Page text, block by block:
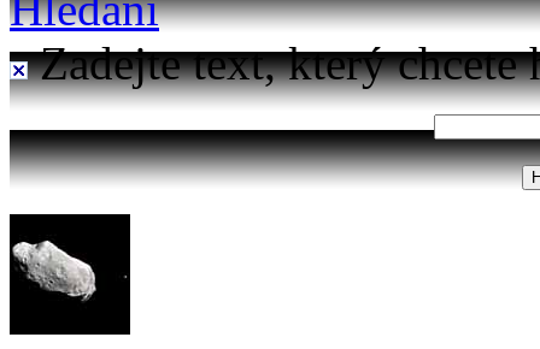
Zadejte text, který chcete